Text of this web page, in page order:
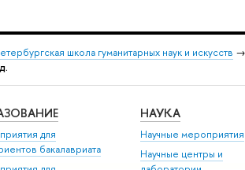
школа гуманитарных наук и искусств →
для
бакалавриата
НАУКА
Научные мероприятия
Научные центры и